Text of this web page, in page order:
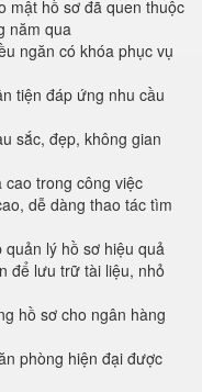
mật hồ sơ đã quen thuộc
năm qua
ngăn có khóa phục vụ
tiện đáp ứng nhu cầu
sắc, đẹp, không gian
cao trong công việc
dễ dàng thao tác tìm
lý hồ sơ hiệu quả
để lưu trữ tài liệu, nhỏ
hồ sơ cho ngân hàng
phòng hiện đại được